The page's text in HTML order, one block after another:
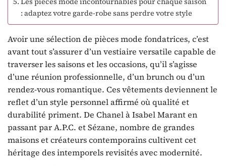
: adaptez votre garde-robe sans perdre votre style
Avoir une sélection de pièces mode fondatrices, c’est
avant tout s’assurer d’un vestiaire versatile capable de
traverser les saisons et les occasions, qu’il s’agisse
d’une réunion professionnelle, d’un brunch ou d’un
rendez-vous romantique. Ces vêtements deviennent le
reflet d’un style personnel affirmé où qualité et
durabilité priment. De Chanel à Isabel Marant en
passant par A.P.C. et Sézane, nombre de grandes
maisons et créateurs contemporains cultivent cet
héritage des intemporels revisités avec modernité.